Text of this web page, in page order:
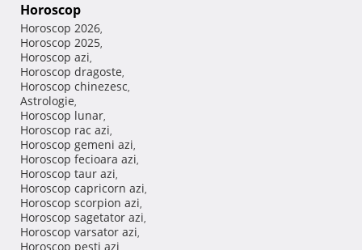
Horoscop
Horoscop 2026,
Horoscop 2025,
Horoscop azi,
Horoscop dragoste,
Horoscop chinezesc,
Astrologie,
Horoscop lunar,
Horoscop rac azi,
Horoscop gemeni azi,
Horoscop fecioara azi,
Horoscop taur azi,
Horoscop capricorn azi,
Horoscop scorpion azi,
Horoscop sagetator azi,
Horoscop varsator azi,
Horoscop pesti azi,